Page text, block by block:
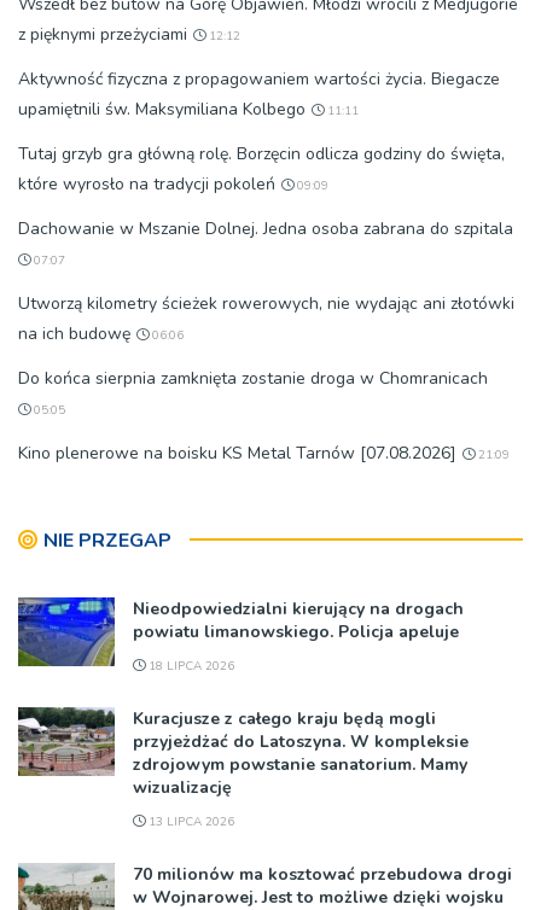
z pięknymi przeżyciami
12:12
Aktywność fizyczna z propagowaniem wartości życia. Biegacze
upamiętnili św. Maksymiliana Kolbego
11:11
Tutaj grzyb gra główną rolę. Borzęcin odlicza godziny do święta,
które wyrosło na tradycji pokoleń
09:09
Dachowanie w Mszanie Dolnej. Jedna osoba zabrana do szpitala
07:07
Utworzą kilometry ścieżek rowerowych, nie wydając ani złotówki
na ich budowę
06:06
Do końca sierpnia zamknięta zostanie droga w Chomranicach
05:05
Kino plenerowe na boisku KS Metal Tarnów [07.08.2026] 21:09
NIE PRZEGAP
Nieodpowiedzialni kierujący na drogach
powiatu limanowskiego. Policja apeluje
18 LIPCA 2026
Kuracjusze z całego kraju będą mogli
przyjeżdżać do Latoszyna. W kompleksie
zdrojowym powstanie sanatorium. Mamy
wizualizację
13 LIPCA 2026
70 milionów ma kosztować przebudowa drogi
w Wojnarowej. Jest to możliwe dzięki wojsku